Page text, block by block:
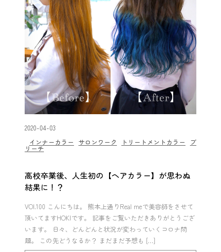
2020-04-03
インナーカラー サロンワーク トリートメントカラー ブ
リーチ
高校卒業後、人生初の【ヘアカラー】が思わぬ
結果に！？
VOl.100 こんにちは。 熊本上通りReal meで美容師をさせて
頂いてますHOKIです。 記事をご覧いただきありがとうござ
います。 日々、どんどんと状況が変わっていくコロナ問
題。 この先どうなるか？ まだまだ予想も […]